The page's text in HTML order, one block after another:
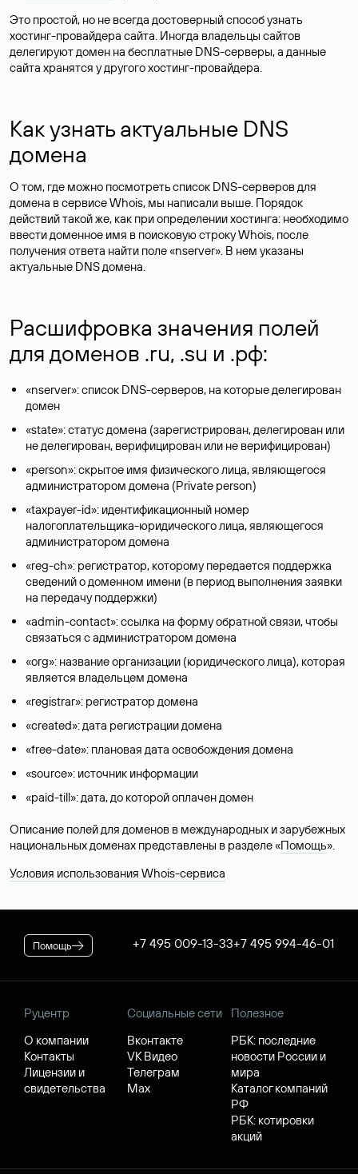
Это простой, но не всегда достоверный способ узнать
хостинг-провайдера сайта. Иногда владельцы сайтов
делегируют домен на бесплатные DNS-серверы, а данные
сайта хранятся у другого хостинг-провайдера.
Как узнать актуальные DNS
домена
О том, где можно посмотреть список DNS-серверов для
домена в сервисе Whois, мы написали выше. Порядок
действий такой же, как при определении хостинга: необходимо
ввести доменное имя в поисковую строку Whois, после
получения ответа найти поле «nserver». В нем указаны
актуальные DNS домена.
Расшифровка значения полей
для доменов .ru, .su и .рф:
«nserver»: список DNS-серверов, на которые делегирован
домен
«state»: статус домена (зарегистрирован, делегирован или
не делегирован, верифицирован или не верифицирован)
«person»: скрытое имя физического лица, являющегося
администратором домена (Privatе person)
«taxpayer-id»: идентификационный номер
налогоплательщика-юридического лица, являющегося
администратором домена
«reg-ch»: регистратор, которому передается поддержка
сведений о доменном имени (в период выполнения заявки
на передачу поддержки)
«admin-contact»: ссылка на форму обратной связи, чтобы
связаться с администратором домена
«org»: название организации (юридического лица), которая
является владельцем домена
«registrar»: регистратор домена
«created»: дата регистрации домена
«free-date»: плановая дата освобождения домена
«source»: источник информации
«paid-till»: дата, до которой оплачен домен
Описание полей для доменов в международных и зарубежных
национальных доменах представлены в разделе «Помощь».
Условия использования Whois-сервиса
Помощь +7 495 009-13-33+7 495 994-46-01
Руцентр
О компании
Контакты
Лицензии и
свидетельства
Социальные сети
Вконтакте
VK Видео
Телеграм
Max
Полезное
РБК: последние
новости России и
мира
Каталог компаний
РФ
РБК: котировки
акций